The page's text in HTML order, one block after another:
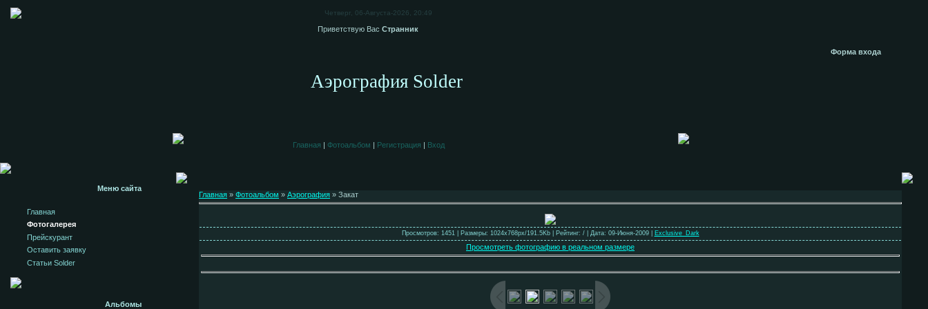
Четверг, 06-Августа-2026, 20:49
Приветствую Вас Странник
Аэрография Solder
Главная | Фотоальбом | Регистрация | Вход
Форма входа
Меню сайта
Главная
Фотогалерея
Прейскурант
Оставить заявку
Статьи Solder
Альбомы
Главная » Фотоальбом » Аэрография » Закат
Просмотров: 1451 | Размеры: 1024x768px/191.5Kb | Рейтинг: / | Дата: 09-Июня-2009 | Exclusive_Dark
Просмотреть фотографию в реальном размере